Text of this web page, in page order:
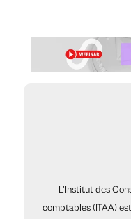
L’Institut des
comptables (ITAA)